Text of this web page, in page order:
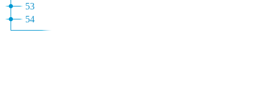
53
54